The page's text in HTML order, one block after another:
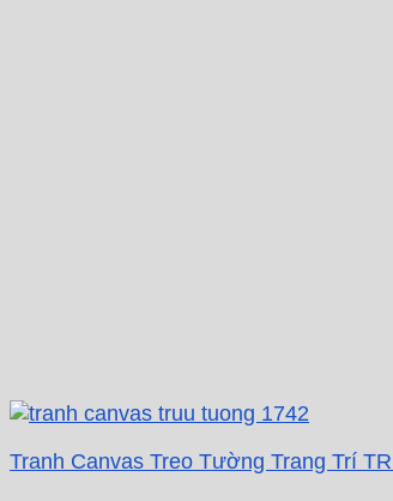
Tranh Canvas Treo Tường Trang Trí